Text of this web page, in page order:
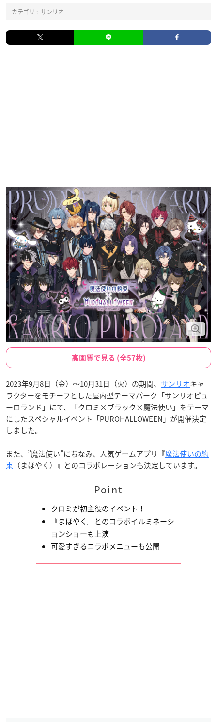
カテゴリ : サンリオ
高画質で見る (全57枚)
2023年9月8日（金）～10月31日（火）の期間、 サンリオキャ
ラクターをモチーフとした屋内型テーマパーク「サンリオピュ
ーロランド」にて、「クロミ×ブラック×魔法使い」をテーマ
にしたスペシャルイベント「PUROHALLOWEEN」が開催決定
しました。
また、”魔法使い”にちなみ、人気ゲームアプリ『魔法使いの約
束 （まほやく）』とのコラボレーションも決定しています。
Point
クロミが初主役のイベント！
『まほやく』とのコラボイルミネーシ
ョンショーも上演
可愛すぎるコラボメニューも公開